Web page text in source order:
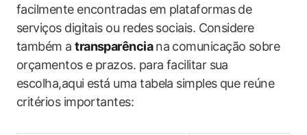
facilmente encontradas em plataformas de
serviços digitais‍ ou redes sociais. Considere
também atransparência⁢na comunicação sobre
orçamentos e prazos. para facilitar sua
escolha,aqui está uma tabela simples que reúne
critérios importantes: